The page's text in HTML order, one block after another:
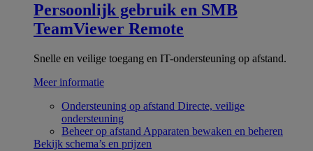
Persoonlijk gebruik en SMB
TeamViewer Remote
Snelle en veilige toegang en IT-ondersteuning op afstand.
Meer informatie
Ondersteuning op afstand Directe, veilige
ondersteuning
Beheer op afstand Apparaten bewaken en beheren
Bekijk schema’s en prijzen